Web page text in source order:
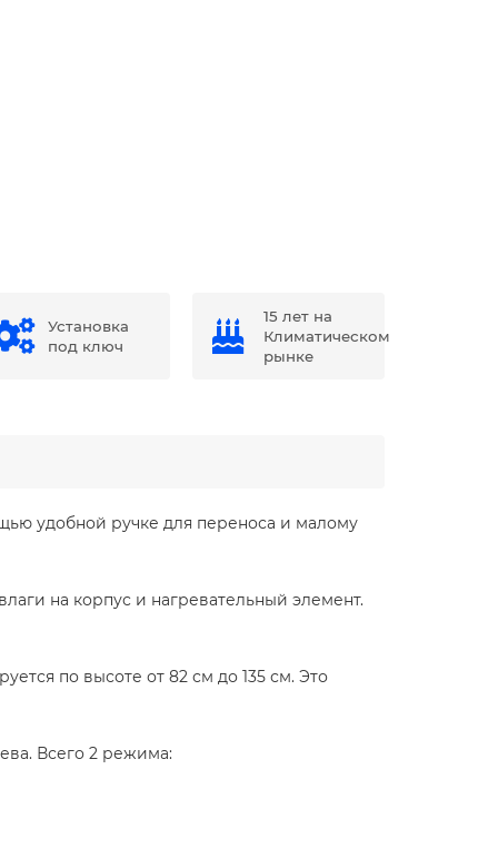
Установка
под ключ
15 лет на
Климатическом
рынке
удобной ручке для переноса и малому
на корпус и нагревательный элемент.
по высоте от 82 см до 135 см. Это
Всего 2 режима: